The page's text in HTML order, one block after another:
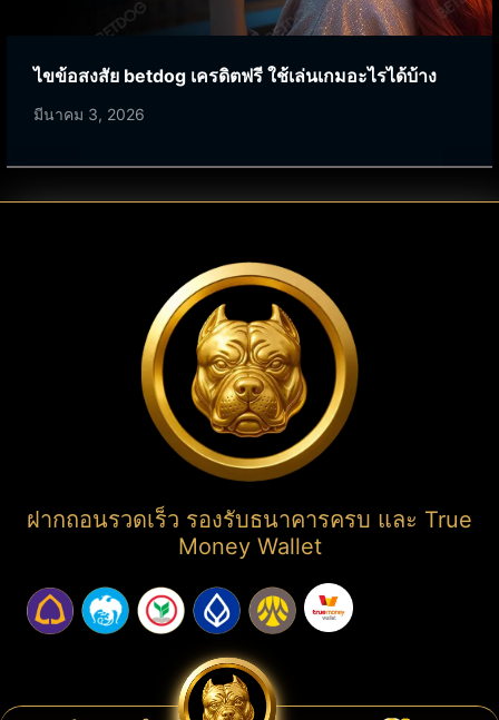
ไขข้อสงสัย betdog เครดิตฟรี ใช้เล่นเกมอะไรได้บ้าง
มีนาคม 3, 2026
ฝากถอนรวดเร็ว รองรับธนาคารครบ และ True
Money Wallet